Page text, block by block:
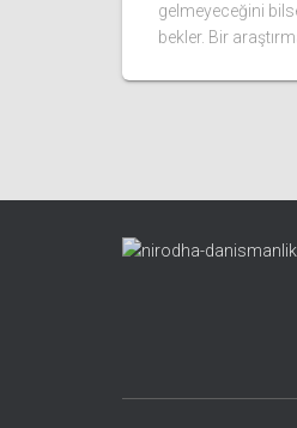
gelmeyeceğini
bekler. Bir